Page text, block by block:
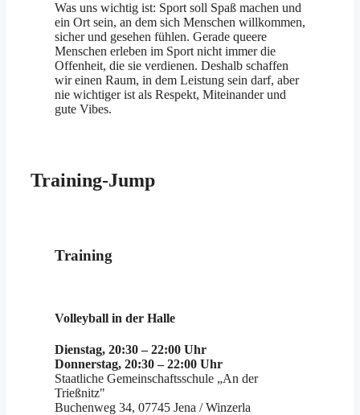
Was uns wichtig ist: Sport soll Spaß machen und
ein Ort sein, an dem sich Menschen willkommen,
sicher und gesehen fühlen. Gerade queere
Menschen erleben im Sport nicht immer die
Offenheit, die sie verdienen. Deshalb schaffen
wir einen Raum, in dem Leistung sein darf, aber
nie wichtiger ist als Respekt, Miteinander und
gute Vibes.
Training-Jump
Training
Volleyball in der Halle
Dienstag, 20:30 – 22:00 Uhr
Donnerstag, 20:30 – 22:00 Uhr
Staatliche Gemeinschaftsschule „An der
Trießnitz"
Buchenweg 34, 07745 Jena / Winzerla